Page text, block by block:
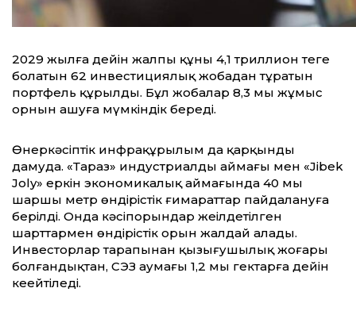
2029 жылға дейін жалпы құны 4,1 триллион теңге
болатын 62 инвестициялық жобадан тұратын
портфель құрылды. Бұл жобалар 8,3 мың жұмыс
орнын ашуға мүмкіндік береді.
Өнеркәсіптік инфрақұрылым да қарқынды
дамуда. «Тараз» индустриалды аймағы мен «Jibek
Joly» еркін экономикалық аймағында 40 мың
шаршы метр өндірістік ғимараттар пайдалануға
берілді. Онда кәсіпорындар жеңілдетілген
шарттармен өндірістік орын жалдай алады.
Инвесторлар тарапынан қызығушылық жоғары
болғандықтан, СЭЗ аумағы 1,2 мың гектарға дейін
кеңейтіледі.